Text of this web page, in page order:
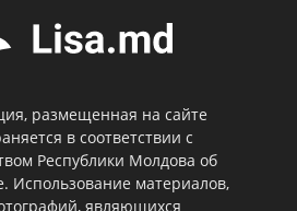
размещенная на сайте
в соответствии с
Республики Молдова об
Использование материалов,
являющихся